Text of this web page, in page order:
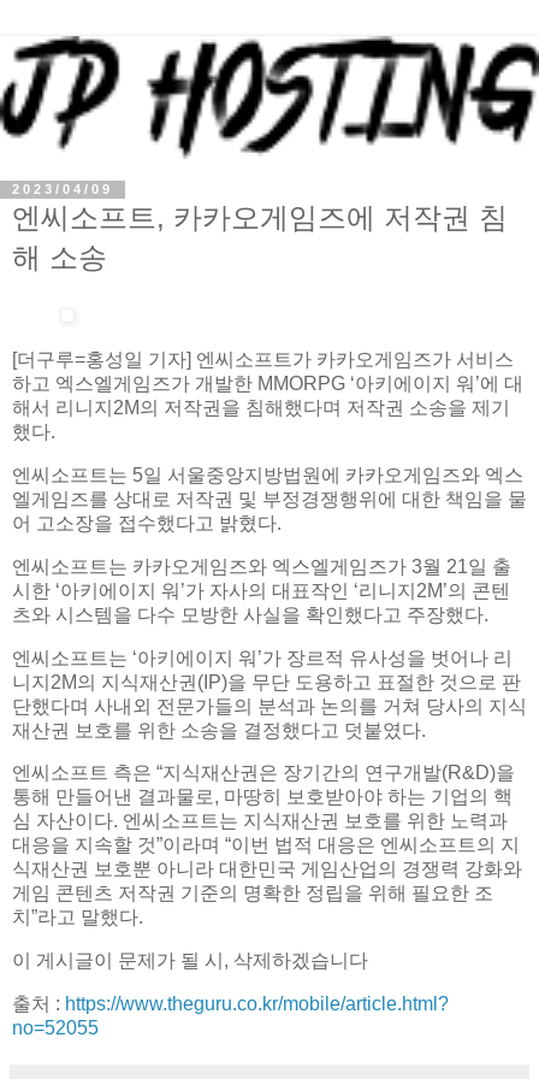
2023/04/09
엔씨소프트, 카카오게임즈에 저작권 침
해 소송
[더구루=홍성일 기자] 엔씨소프트가 카카오게임즈가 서비스
하고 엑스엘게임즈가 개발한 MMORPG ‘아키에이지 워’에 대
해서 리니지2M의 저작권을 침해했다며 저작권 소송을 제기
했다.
엔씨소프트는 5일 서울중앙지방법원에 카카오게임즈와 엑스
엘게임즈를 상대로 저작권 및 부정경쟁행위에 대한 책임을 물
어 고소장을 접수했다고 밝혔다.
엔씨소프트는 카카오게임즈와 엑스엘게임즈가 3월 21일 출
시한 ‘아키에이지 워’가 자사의 대표작인 ‘리니지2M’의 콘텐
츠와 시스템을 다수 모방한 사실을 확인했다고 주장했다.
엔씨소프트는 ‘아키에이지 워’가 장르적 유사성을 벗어나 리
니지2M의 지식재산권(IP)을 무단 도용하고 표절한 것으로 판
단했다며 사내외 전문가들의 분석과 논의를 거쳐 당사의 지식
재산권 보호를 위한 소송을 결정했다고 덧붙였다.
엔씨소프트 측은 “지식재산권은 장기간의 연구개발(R&D)을
통해 만들어낸 결과물로, 마땅히 보호받아야 하는 기업의 핵
심 자산이다. 엔씨소프트는 지식재산권 보호를 위한 노력과
대응을 지속할 것”이라며 “이번 법적 대응은 엔씨소프트의 지
식재산권 보호뿐 아니라 대한민국 게임산업의 경쟁력 강화와
게임 콘텐츠 저작권 기준의 명확한 정립을 위해 필요한 조
치”라고 말했다.
이 게시글이 문제가 될 시, 삭제하겠습니다
출처 : https://www.theguru.co.kr/mobile/article.html?
no=52055